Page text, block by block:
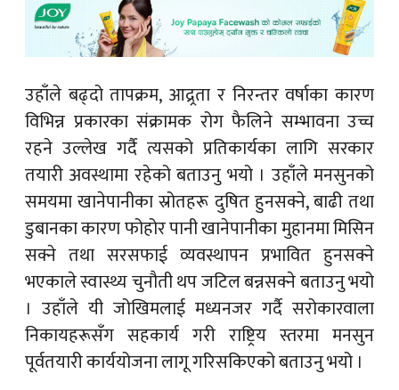
उहाँले बढ्दो तापक्रम, आद्र्रता र निरन्तर वर्षाका कारण
विभिन्न प्रकारका संक्रामक रोग फैलिने सम्भावना उच्च
रहने उल्लेख गर्दै त्यसको प्रतिकार्यका लागि सरकार
तयारी अवस्थामा रहेको बताउनु भयो । उहाँले मनसुनको
समयमा खानेपानीका स्रोतहरू दुषित हुनसक्ने, बाढी तथा
डुबानका कारण फोहोर पानी खानेपानीका मुहानमा मिसिन
सक्ने तथा सरसफाई व्यवस्थापन प्रभावित हुनसक्ने
भएकाले स्वास्थ्य चुनौती थप जटिल बन्नसक्ने बताउनु भयो
। उहाँले यी जोखिमलाई मध्यनजर गर्दै सरोकारवाला
निकायहरूसँग सहकार्य गरी राष्ट्रिय स्तरमा मनसुन
पूर्वतयारी कार्ययोजना लागू गरिसकिएको बताउनु भयो ।